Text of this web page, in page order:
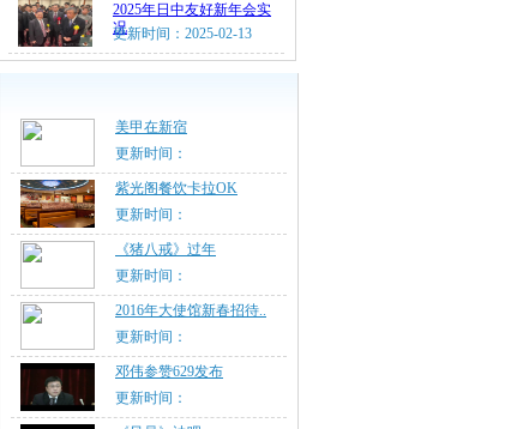
2025年日中友好新年会实
况
更新时间：2025-02-13
美甲在新宿
更新时间：
紫光阁餐饮卡拉OK
更新时间：
《猪八戒》过年
更新时间：
2016年大使馆新春招待..
更新时间：
邓伟参赞629发布
更新时间：